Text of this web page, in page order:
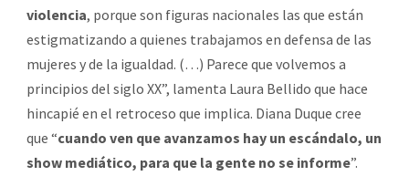
violencia, porque son figuras nacionales las que están
estigmatizando a quienes trabajamos en defensa de las
mujeres y de la igualdad. (…) Parece que volvemos a
principios del siglo XX”, lamenta Laura Bellido que hace
hincapié en el retroceso que implica. Diana Duque cree
que “cuando ven que avanzamos hay un escándalo, un
show mediático, para que la gente no se informe”.